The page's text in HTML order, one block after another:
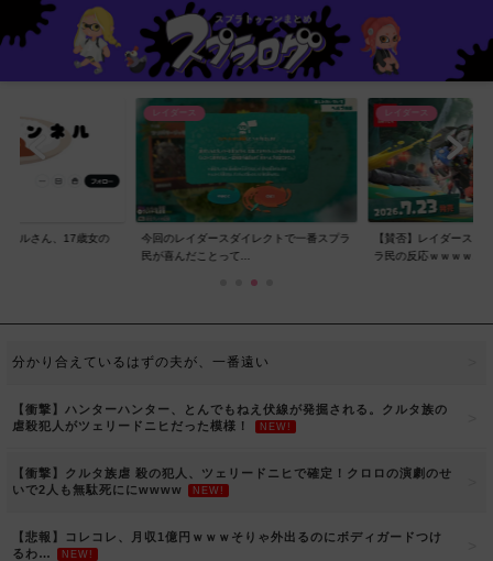
ネルさん、17歳女の
レイダース
今回のレイダースダイレクトで一番スプラ
民が喜んだことって...
レイダース
【賛否】レイダースダ
ラ民の反応ｗｗｗｗ...
分かり合えているはずの夫が、一番遠い
【衝撃】ハンターハンター、とんでもねえ伏線が発掘される。クルタ族の
虐殺犯人がツェリードニヒだった模様！
NEW!
【衝撃】クルタ族虐 殺の犯人、ツェリードニヒで確定！クロロの演劇のせ
いで2人も無駄死ににwwww
NEW!
【悲報】コレコレ、月収1億円ｗｗｗそりゃ外出るのにボディガードつけ
るわ…
NEW!